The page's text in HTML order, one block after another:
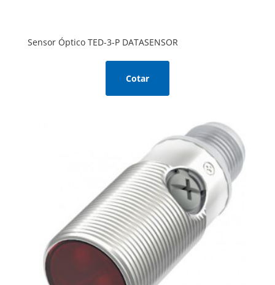
Sensor Óptico TED-3-P DATASENSOR
Cotar